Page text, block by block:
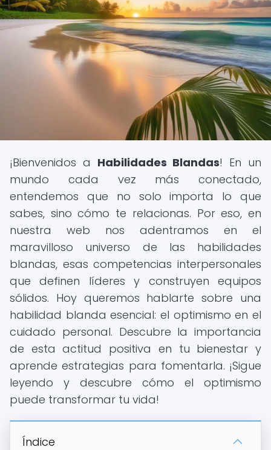
¡Bienvenidos a Habilidades Blandas! En un
mundo cada vez más conectado,
entendemos que no solo importa lo que
sabes, sino cómo te relacionas. Por eso, en
nuestra web nos adentramos en el
maravilloso universo de las habilidades
blandas, esas competencias interpersonales
que definen líderes y construyen equipos
sólidos. Hoy queremos hablarte sobre una
habilidad blanda esencial: el optimismo en el
cuidado personal. Descubre la importancia
de esta actitud positiva en tu bienestar y
aprende estrategias para fomentarla. ¡Sigue
leyendo y descubre cómo el optimismo
puede transformar tu vida!
Índice